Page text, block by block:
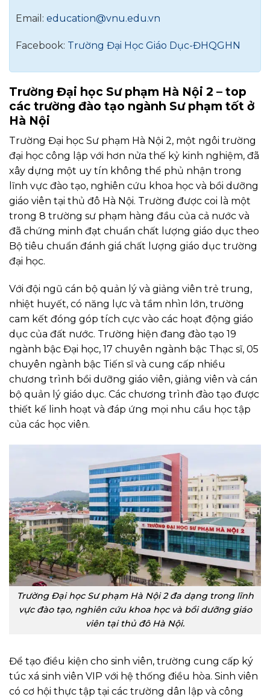
Email: education@vnu.edu.vn
Facebook: Trường Đại Học Giáo Dục-ĐHQGHN
Trường Đại học Sư phạm Hà Nội 2 – top
các trường đào tạo ngành Sư phạm tốt ở
Hà Nội
Trường Đại học Sư phạm Hà Nội 2, một ngôi trường
đại học công lập với hơn nửa thế kỷ kinh nghiệm, đã
xây dựng một uy tín không thể phủ nhận trong
lĩnh vực đào tạo, nghiên cứu khoa học và bồi dưỡng
giáo viên tại thủ đô Hà Nội. Trường được coi là một
trong 8 trường sư phạm hàng đầu của cả nước và
đã chứng minh đạt chuẩn chất lượng giáo dục theo
Bộ tiêu chuẩn đánh giá chất lượng giáo dục trường
đại học.
Với đội ngũ cán bộ quản lý và giảng viên trẻ trung,
nhiệt huyết, có năng lực và tầm nhìn lớn, trường
cam kết đóng góp tích cực vào các hoạt động giáo
dục của đất nước. Trường hiện đang đào tạo 19
ngành bậc Đại học, 17 chuyên ngành bậc Thạc sĩ, 05
chuyên ngành bậc Tiến sĩ và cung cấp nhiều
chương trình bồi dưỡng giáo viên, giảng viên và cán
bộ quản lý giáo dục. Các chương trình đào tạo được
thiết kế linh hoạt và đáp ứng mọi nhu cầu học tập
của các học viên.
Trường Đại học Sư phạm Hà Nội 2 đa dạng trong lĩnh
vực đào tạo, nghiên cứu khoa học và bồi dưỡng giáo
viên tại thủ đô Hà Nội.
Để tạo điều kiện cho sinh viên, trường cung cấp ký
túc xá sinh viên VIP với hệ thống điều hòa. Sinh viên
có cơ hội thực tập tại các trường dân lập và công